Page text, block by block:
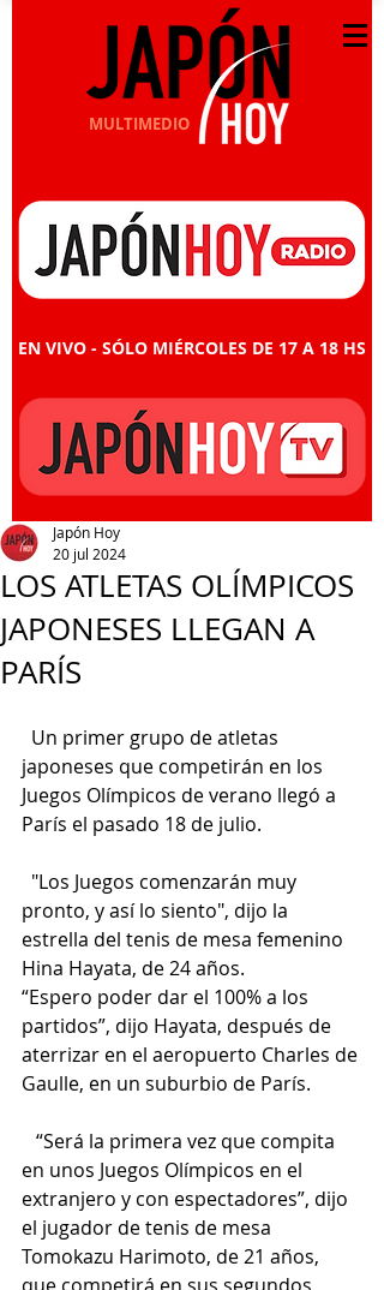
MULTIMEDIO
EN VIVO - SÓLO MIÉRCOLES DE 17 A 18 HS
LOS ATLETAS OLÍMPICOS
JAPONESES LLEGAN A
PARÍS
Japón Hoy
20 jul 2024
Un primer grupo de atletas
japoneses que competirán en los
Juegos Olímpicos de verano llegó a
París el pasado 18 de julio.
"Los Juegos comenzarán muy
pronto, y así lo siento", dijo la
estrella del tenis de mesa femenino
Hina Hayata, de 24 años.
“Espero poder dar el 100% a los
partidos”, dijo Hayata, después de
aterrizar en el aeropuerto Charles de
Gaulle, en un suburbio de París.
“Será la primera vez que compita
en unos Juegos Olímpicos en el
extranjero y con espectadores”, dijo
el jugador de tenis de mesa
Tomokazu Harimoto, de 21 años,